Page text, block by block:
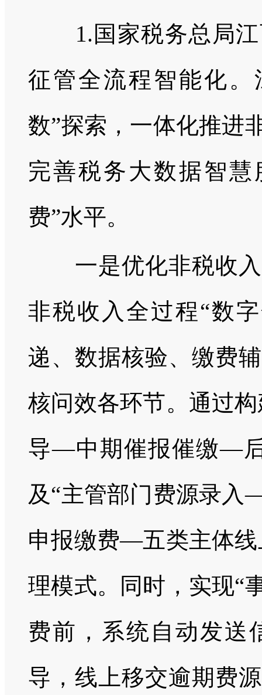
1.国家税务总局江
征管全流程智能化
数”探索，一体化推进
完善税务大数据智
费”水平。
一是优化非税收入
非税收入全过程“数
递、数据核验、缴费
核问效各环节。通过
导—中期催报催缴—
及“主管部门费源录
申报缴费—五类主体线
理模式。同时，实现“
费前，系统自动发送
导，线上移交逾期费